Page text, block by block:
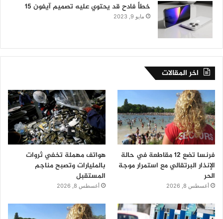
خطأ فادح قد يحتوي عليه تصميم آيفون 15
مايو 9, 2023
اخر المقالات
فرنسا تضع 12 مقاطعة في حالة
الإنذار البرتقالي مع استمرار موجة
الحر
أغسطس 8, 2026
هواتف مهملة تخفي ثروات
بالمليارات وتصبح مناجم
المستقبل
أغسطس 8, 2026